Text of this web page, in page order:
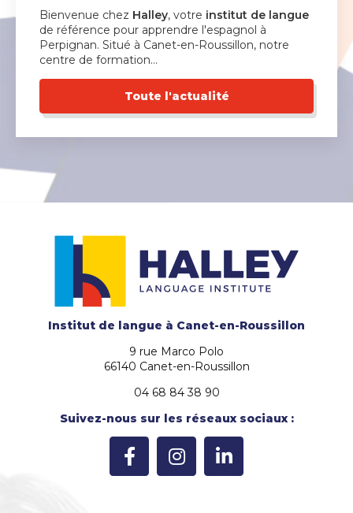
Bienvenue chez Halley, votre institut de langue
de référence pour apprendre l'espagnol à
Perpignan. Situé à Canet-en-Roussillon, notre
centre de formation…
Toute l'actualité
Institut de langue à Canet-en-Roussillon
9 rue Marco Polo
66140 Canet-en-Roussillon
04 68 84 38 90
Suivez-nous sur les réseaux sociaux :